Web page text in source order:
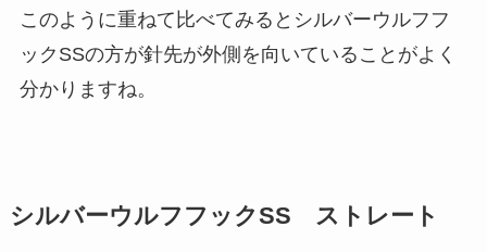
このように重ねて比べてみるとシルバーウルフフ
ックSSの方が針先が外側を向いていることがよく
分かりますね。
シルバーウルフフックSS ストレート